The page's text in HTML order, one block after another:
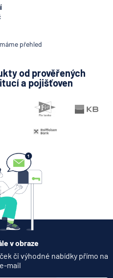
přehled
od prověřených
a pojišťoven
v obraze
či výhodné nabídky přímo na
mail